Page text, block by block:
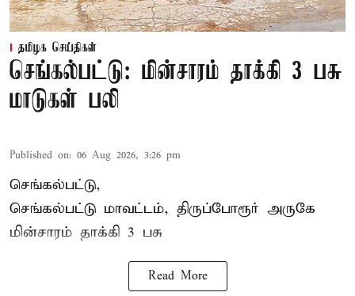
தமிழக செய்திகள்
செங்கல்பட்டு: மின்சாரம் தாக்கி 3 பசு
மாடுகள் பலி
Published on: 06 Aug 2026, 3:26 pm
செங்கல்பட்டு,
செங்கல்பட்டு மாவட்டம், திருப்போரூர் அருகே
மின்சாரம் தாக்கி 3 பசு
Read More